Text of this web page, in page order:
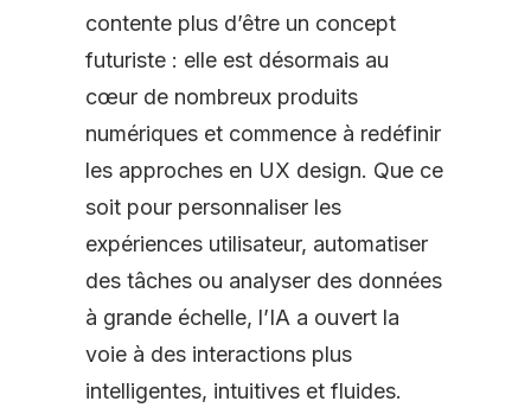
contente plus d’être un concept
futuriste : elle est désormais au
cœur de nombreux produits
numériques et commence à redéfinir
les approches en UX design. Que ce
soit pour personnaliser les
expériences utilisateur, automatiser
des tâches ou analyser des données
à grande échelle, l’IA a ouvert la
voie à des interactions plus
intelligentes, intuitives et fluides.